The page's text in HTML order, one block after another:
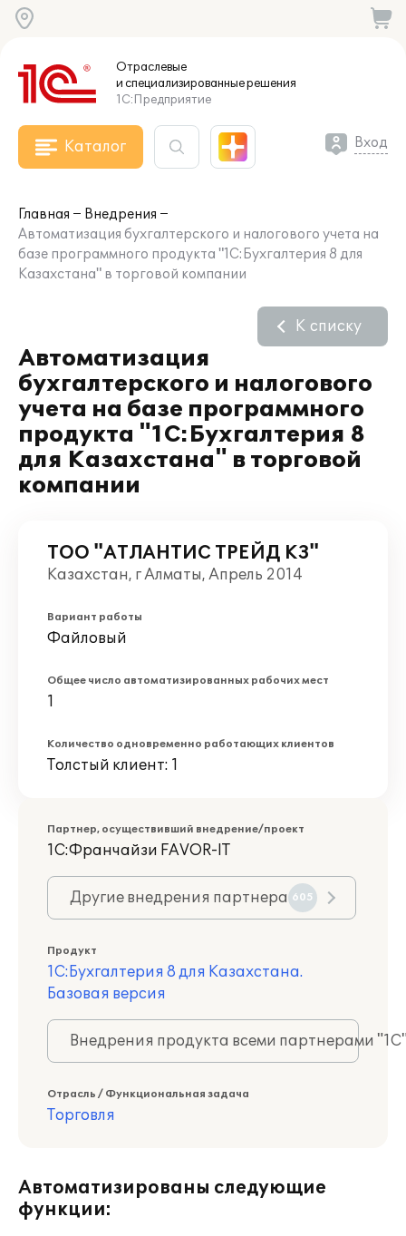
Отраслевые
и специализированныерешения
1С:Предприятие
Каталог Вход
Главная
Внедрения
Автоматизация бухгалтерского и налогового учета на
базе программного продукта "1С:Бухгалтерия 8 для
Казахстана" в торговой компании
Автоматизация
бухгалтерского и налогового
учета на базе программного
продукта "1С:Бухгалтерия 8
для Казахстана" в торговой
компании
К списку
ТОО "АТЛАНТИС ТРЕЙД КЗ"
Казахстан, г Алматы, Апрель 2014
Вариант работы
Файловый
Общее число автоматизированных рабочих мест
1
Количество одновременно работающих клиентов
Толстый клиент: 1
Партнер, осуществивший внедрение/проект
1С:Франчайзи FAVOR-IT
Другие внедрения партнера 605
Продукт
1С:Бухгалтерия 8 для Казахстана.
Базовая версия
Внедрения продукта всеми партнерами
Отрасль / Функциональная задача
Торговля
Автоматизированы следующие
функции: